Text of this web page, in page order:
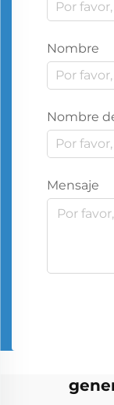
Nombre
Nombre
Mensaje